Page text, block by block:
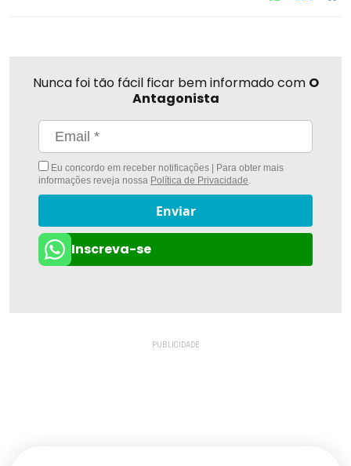
Nunca foi tão fácil ficar bem informado com O
Antagonista
Eu concordo em receber notificações | Para obter mais
informações reveja nossa Política de Privacidade.
Enviar
Inscreva-se